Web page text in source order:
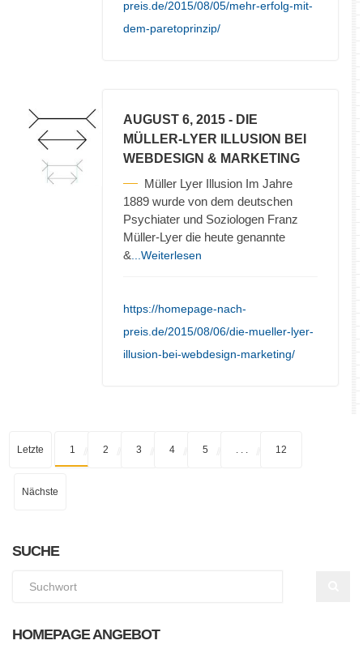
preis.de/2015/08/05/mehr-erfolg-mit-
dem-paretoprinzip/
AUGUST 6, 2015 - DIE
MÜLLER-LYER ILLUSION BEI
WEBDESIGN & MARKETING
Müller Lyer Illusion Im Jahre
1889 wurde von dem deutschen
Psychiater und Soziologen Franz
Müller-Lyer die heute genannte
& ...Weiterlesen
https://homepage-nach-
preis.de/2015/08/06/die-mueller-lyer-
illusion-bei-webdesign-marketing/
Letzte 1 2 3 4 5 12
Nächste
SUCHE
HOMEPAGE ANGEBOT